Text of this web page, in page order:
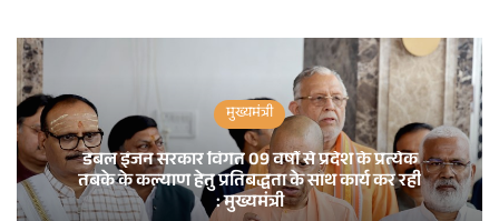
मुख्यमंत्री
डबल इंजन सरकार विगत 09 वर्षों से प्रदेश के प्रत्येक
तबके के कल्याण हेतु प्रतिबद्धता के साथ कार्य कर रही
: मुख्यमंत्री